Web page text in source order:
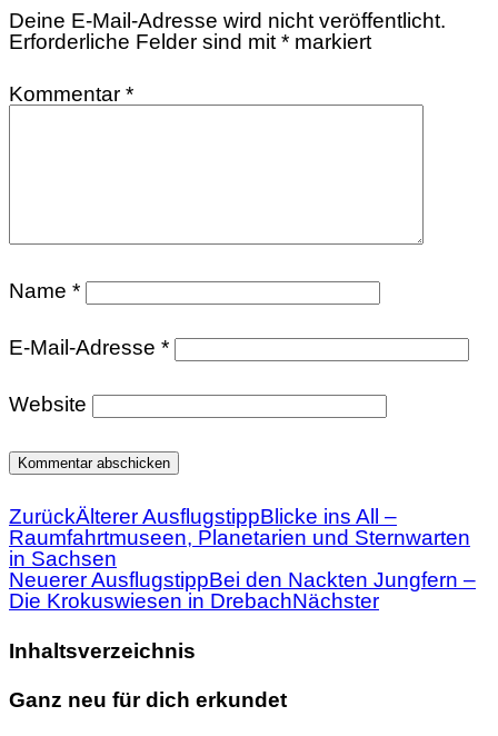
Deine E-Mail-Adresse wird nicht veröffentlicht.
Erforderliche Felder sind mit * markiert
Kommentar *
Name *
E-Mail-Adresse *
Website
ZurückÄlterer AusflugstippBlicke ins All –
Raumfahrtmuseen, Planetarien und Sternwarten
in Sachsen
Neuerer AusflugstippBei den Nackten Jungfern –
Die Krokuswiesen in DrebachNächster
Inhaltsverzeichnis
Ganz neu für dich erkundet